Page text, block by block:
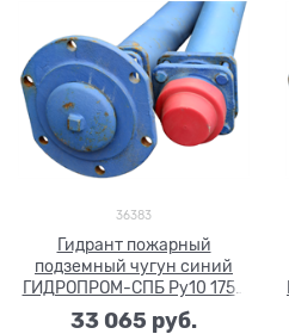
36383
Гидрант пожарный
подземный чугун синий
ГИДРОПРОМ-СПБ Ру10 1750
мм
33 065 руб.